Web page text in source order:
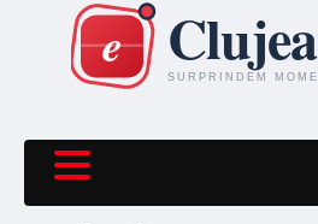
content